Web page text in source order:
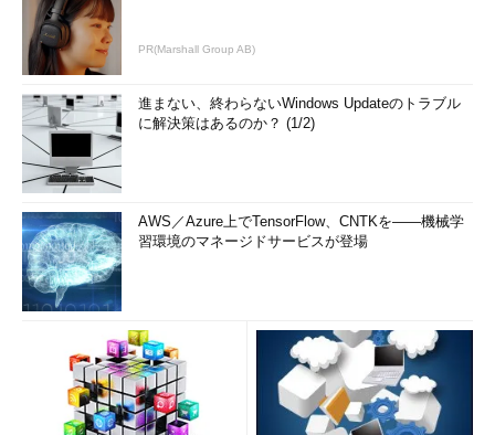
PR(Marshall Group AB)
進まない、終わらないWindows Updateのトラブル
に解決策はあるのか？ (1/2)
AWS／Azure上でTensorFlow、CNTKを――機械学
習環境のマネージドサービスが登場